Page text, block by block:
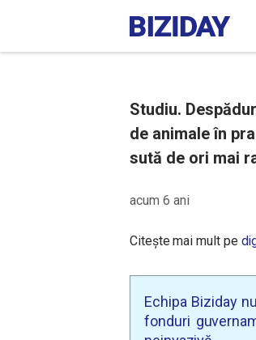
Studiu.
de animale în
sută de ori mai
acum 6 ani
Citește mai mult pe
Echipa Biziday
fonduri